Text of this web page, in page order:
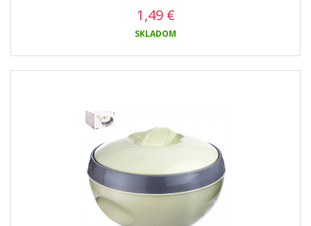
1,49 €
SKLADOM